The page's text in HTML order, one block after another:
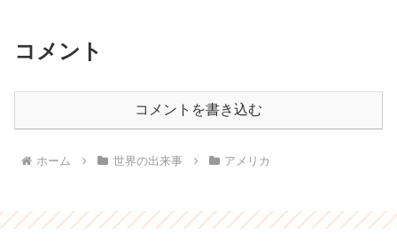
コメント
コメントを書き込む
ホーム 世界の出来事 アメリカ